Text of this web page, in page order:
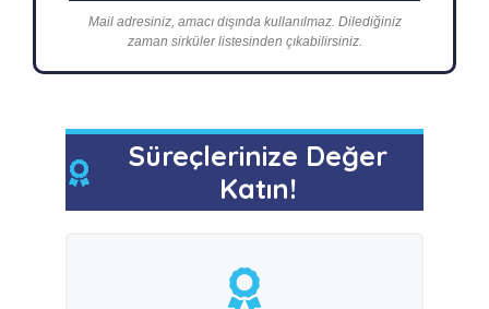
Mail adresiniz, amacı dışında kullanılmaz. Dilediğiniz
zaman sirküler listesinden çıkabilirsiniz.
Süreçlerinize Değer
Katın!